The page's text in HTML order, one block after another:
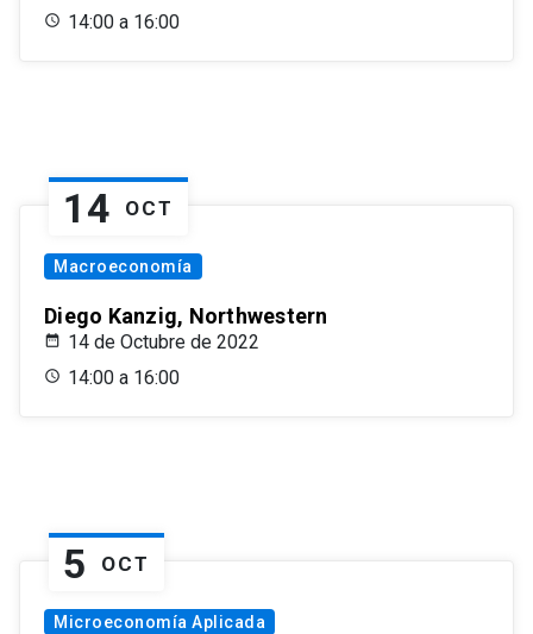
14:00 a 16:00
14 OCT
Macroeconomía
Diego Kanzig, Northwestern
14 de Octubre de 2022
14:00 a 16:00
5 OCT
Microeconomía Aplicada